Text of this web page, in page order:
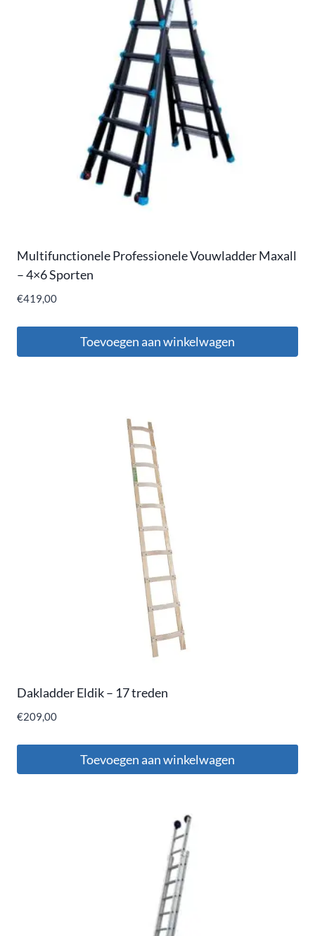
Multifunctionele Professionele Vouwladder Maxall
– 4×6 Sporten
€419,00
Toevoegen aan winkelwagen
Dakladder Eldik – 17 treden
€209,00
Toevoegen aan winkelwagen